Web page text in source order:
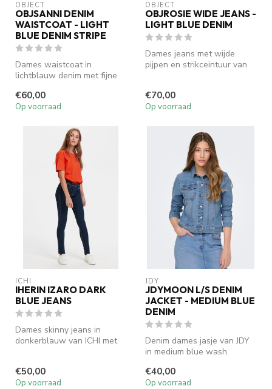
OBJECT
OBJSANNI DENIM
WAISTCOAT - LIGHT
BLUE DENIM STRIPE
Dames waistcoat in
lichtblauw denim met fijne
normale p...
€60,00
Op voorraad
OBJECT
OBJROSIE WIDE JEANS -
LIGHT BLUE DENIM
Dames jeans met wijde
pijpen en strikceintuur van
€70,00
Op voorraad
ICHI
IHERIN IZARO DARK
BLUE JEANS
Dames skinny jeans in
donkerblauw van ICHI met
€50,00
Op voorraad
JDY
JDYMOON L/S DENIM
JACKET - MEDIUM BLUE
DENIM
Denim dames jasje van JDY
in medium blue wash.
een slim...
€40,00
Op voorraad